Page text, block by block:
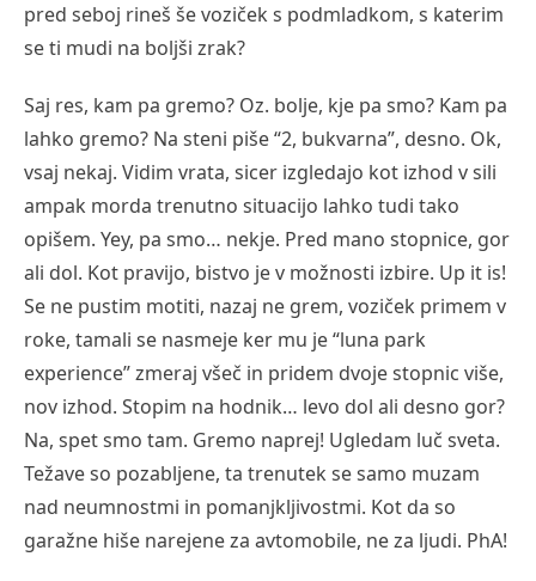
pred seboj rineš še voziček s podmladkom, s katerim
se ti mudi na boljši zrak?
Saj res, kam pa gremo? Oz. bolje, kje pa smo? Kam pa
lahko gremo? Na steni piše “2, bukvarna”, desno. Ok,
vsaj nekaj. Vidim vrata, sicer izgledajo kot izhod v sili
ampak morda trenutno situacijo lahko tudi tako
opišem. Yey, pa smo… nekje. Pred mano stopnice, gor
ali dol. Kot pravijo, bistvo je v možnosti izbire. Up it is!
Se ne pustim motiti, nazaj ne grem, voziček primem v
roke, tamali se nasmeje ker mu je “luna park
experience” zmeraj všeč in pridem dvoje stopnic više,
nov izhod. Stopim na hodnik… levo dol ali desno gor?
Na, spet smo tam. Gremo naprej! Ugledam luč sveta.
Težave so pozabljene, ta trenutek se samo muzam
nad neumnostmi in pomanjkljivostmi. Kot da so
garažne hiše narejene za avtomobile, ne za ljudi. PhA!